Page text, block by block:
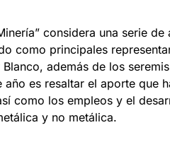
considera una serie
como principales
además de los
año es resaltar el aporte que
como los empleos y el
y no metálica.